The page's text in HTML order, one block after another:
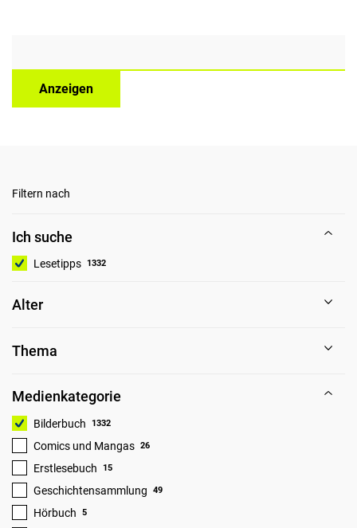
Anzeigen
Filtern nach
Ich suche
Lesetipps 1332
Alter
Thema
Medienkategorie
Bilderbuch 1332
Comics und Mangas 26
Erstlesebuch 15
Geschichtensammlung 49
Hörbuch 5